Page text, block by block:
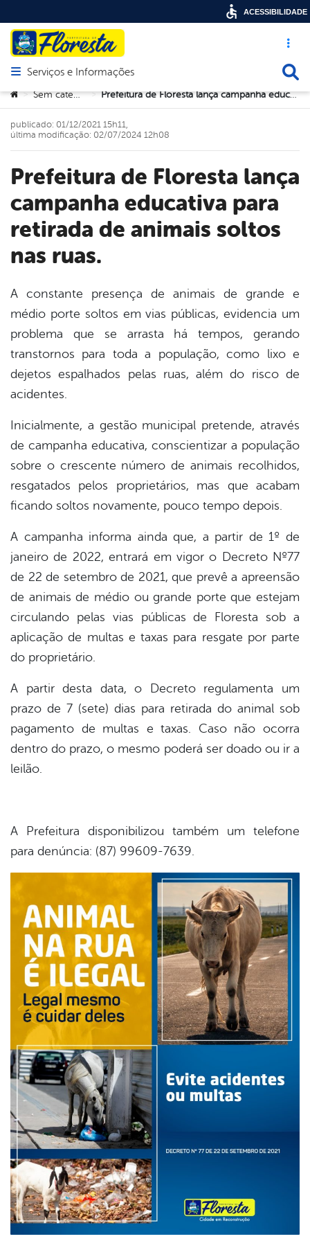
Acesso
Abrir menu principal de navegação
Serviços e Informações
Você está aqui:
> Sem categoria > Prefeitura de Floresta lança campanha educativa para retirada de animais soltos nas ruas.
Prefeitura de Floresta lança
campanha educativa para
retirada de animais soltos
nas ruas.
publicado: 01/12/2021 15h11,
última modificação: 02/07/2024 12h08
A constante presença de animais de grande e
médio porte soltos em vias públicas, evidencia um
problema que se arrasta há tempos, gerando
transtornos para toda a população, como lixo e
dejetos espalhados pelas ruas, além do risco de
acidentes.
Inicialmente, a gestão municipal pretende, através
de campanha educativa, conscientizar a população
sobre o crescente número de animais recolhidos,
resgatados pelos proprietários, mas que acabam
ficando soltos novamente, pouco tempo depois.
A campanha informa ainda que, a partir de 1º de
janeiro de 2022, entrará em vigor o Decreto Nº77
de 22 de setembro de 2021, que prevê a apreensão
de animais de médio ou grande porte que estejam
circulando pelas vias públicas de Floresta sob a
aplicação de multas e taxas para resgate por parte
do proprietário.
A partir desta data, o Decreto regulamenta um
prazo de 7 (sete) dias para retirada do animal sob
pagamento de multas e taxas. Caso não ocorra
dentro do prazo, o mesmo poderá ser doado ou ir a
leilão.
A Prefeitura disponibilizou também um telefone
para denúncia: (87) 99609-7639.
ACESSIBILIDADE